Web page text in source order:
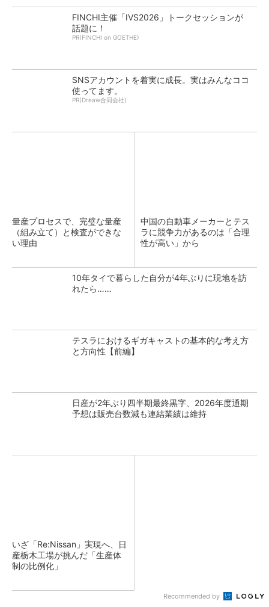
FINCHI主催「IVS2026」トークセッションが
話題に！
PR(FINCHI on GOETHE)
SNSアカウントを着実に成長。実はみんなココ
使ってます。
PR(Dreaw合同会社)
量産プロセスで、完璧な量産
（組み立て）と検査ができな
い理由
中国の自動車メーカーとテス
ラに競争力があるのは「合理
性が高い」から
10年タイで暮らした自分が4年ぶりに現地を訪
れたら……
テスラにおけるギガキャストの基本的な考え方
と方向性【前編】
日産が2年ぶり四半期最終黒字、2026年度通期
予想は販売台数減も連結業績は維持
いざ「Re:Nissan」実現へ、日
産栃木工場が挑んだ「生産体
制の比例化」
Recommended by